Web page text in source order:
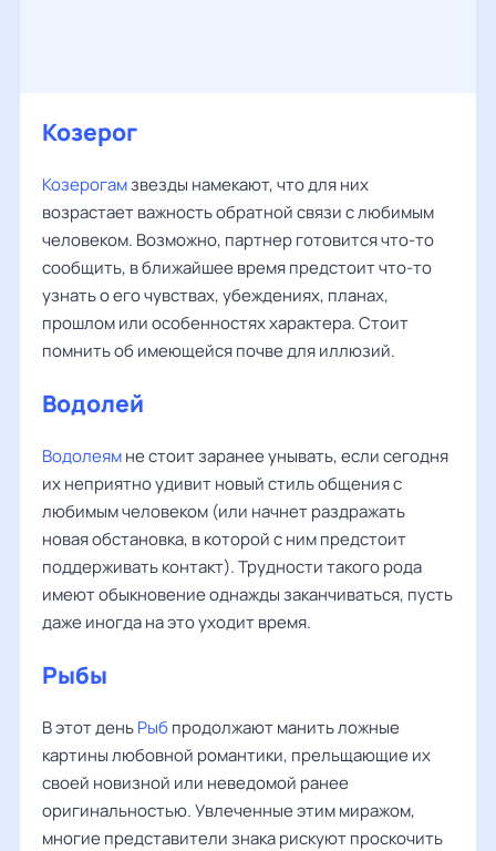
Козерог
Козерогамзвезды намекают, что для них
возрастает важность обратной связи с любимым
человеком. Возможно, партнер готовится что-то
сообщить, в ближайшее время предстоит что-то
узнать о его чувствах, убеждениях, планах,
прошлом или особенностях характера. Стоит
помнить об имеющейся почве для иллюзий.
Водолей
Водолеямне стоит заранее унывать, если сегодня
их неприятно удивит новый стиль общения с
любимым человеком (или начнет раздражать
новая обстановка, в которой с ним предстоит
поддерживать контакт). Трудности такого рода
имеют обыкновение однажды заканчиваться, пусть
даже иногда на это уходит время.
Рыбы
В этот деньРыб продолжают манить ложные
картины любовной романтики, прельщающие их
своей новизной или неведомой ранее
оригинальностью. Увлеченные этим миражом,
многие представители знака рискуют проскочить